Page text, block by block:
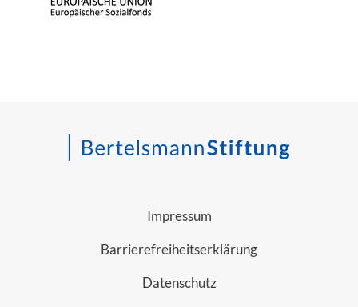
Impressum
Barrierefreiheitserklärung
Datenschutz